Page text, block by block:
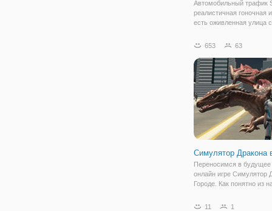
Автомобильный трафик
реалистичная гоночная
есть оживленная улица с
придется взять на
хотите быть
бесконечная
653 63
Симулятор Дракона
Переносимся в будущее
онлайн игре Симулятор
Городе. Как понятно из
симулятор дракона,а
11 1